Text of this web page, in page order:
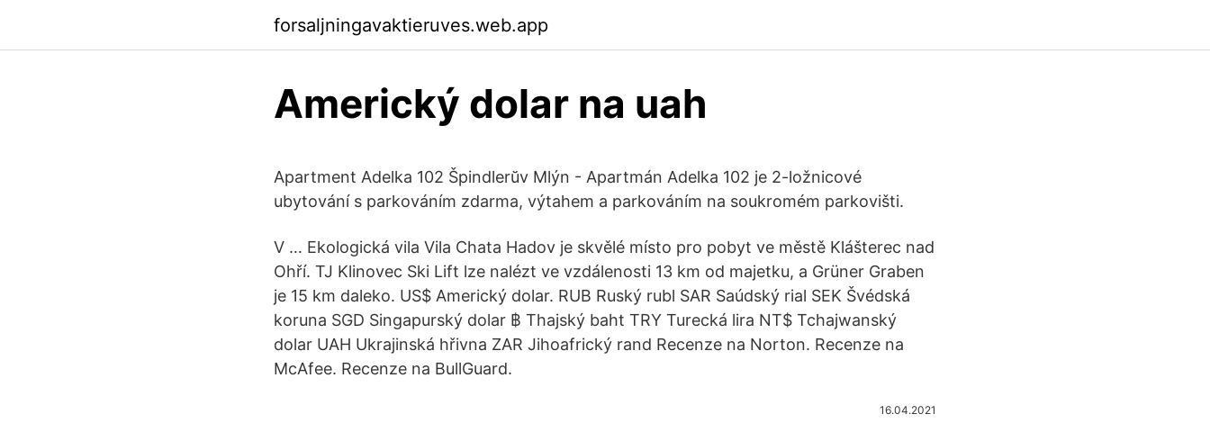
forsaljningavaktieruves.web.app
Americký dolar na uah
Apartment Adelka 102 Špindlerŭv Mlýn - Apartmán Adelka 102 je 2-ložnicové
ubytování s parkováním zdarma, výtahem a parkováním na soukromém parkovišti.
V … Ekologická vila Vila Chata Hadov je skvělé místo pro pobyt ve městě Klášterec nad
Ohří. TJ Klinovec Ski Lift lze nalézt ve vzdálenosti 13 km od majetku, a Grüner Graben
je 15 km daleko. US$ Americký dolar. RUB Ruský rubl SAR Saúdský rial SEK Švédská
koruna SGD Singapurský dolar ฿ Thajský baht TRY Turecká lira NT$ Tchajwanský
dolar UAH Ukrajinská hřivna ZAR Jihoafrický rand Recenze na Norton. Recenze na
McAfee. Recenze na BullGuard.
16.04.2021